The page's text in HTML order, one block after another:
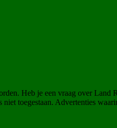
Heb je een vraag over Land
toegestaan. Advertenties